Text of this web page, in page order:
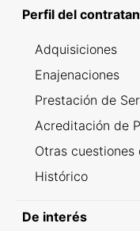
Perfil del
Adquisiciones
Enajenaciones
Prestación de
Acreditación de
Otras cuestiones
Histórico
De interés